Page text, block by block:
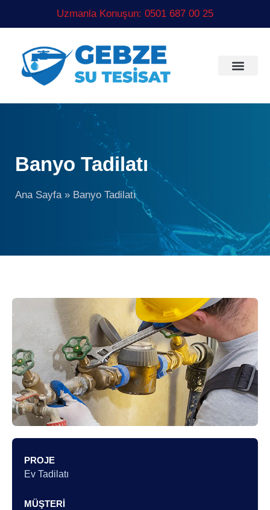
Uzmanla Konuşun: 0501 687 00 25
Banyo Tadilatı
Ana Sayfa» Banyo Tadilatı
PROJE
Ev Tadilatı
MÜŞTERI